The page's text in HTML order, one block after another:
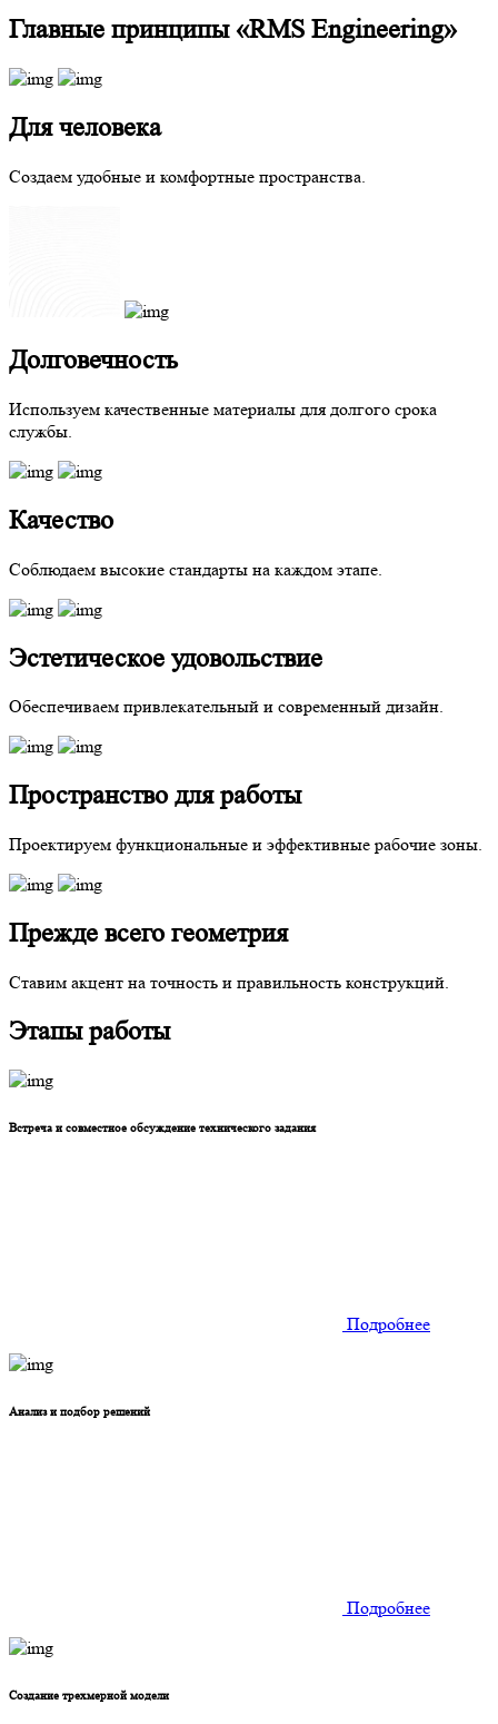
Главные принципы «RMS Engineering»
Для человека
Создаем удобные и комфортные пространства.
Долговечность
Используем качественные материалы для долгого срока
службы.
Качество
Соблюдаем высокие стандарты на каждом этапе.
Эстетическое удовольствие
Обеспечиваем привлекательный и современный дизайн.
Пространство для работы
Проектируем функциональные и эффективные рабочие зоны.
Прежде всего геометрия
Ставим акцент на точность и правильность конструкций.
Этапы работы
Встреча и совместное обсуждение технического задания
Подробнее
Анализ и подбор решений
Подробнее
Создание трехмерной модели